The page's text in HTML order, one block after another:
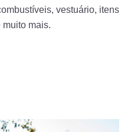
vestuário, itens
mais.